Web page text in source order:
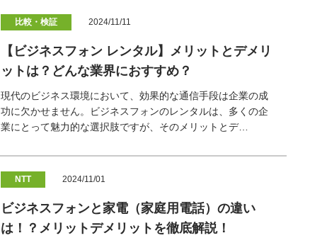
比較・検証 2024/11/11
【ビジネスフォン レンタル】メリットとデメリ
ットは？どんな業界におすすめ？
現代のビジネス環境において、効果的な通信手段は企業の成
功に欠かせません。ビジネスフォンのレンタルは、多くの企
業にとって魅力的な選択肢ですが、そのメリットとデ…
NTT 2024/11/01
ビジネスフォンと家電（家庭用電話）の違い
は！？メリットデメリットを徹底解説！